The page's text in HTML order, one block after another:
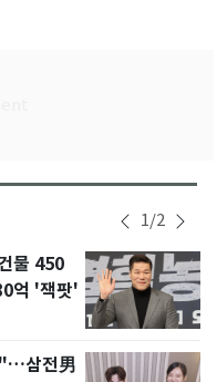
1/2
물 450
억 '잭팟'
삼전男